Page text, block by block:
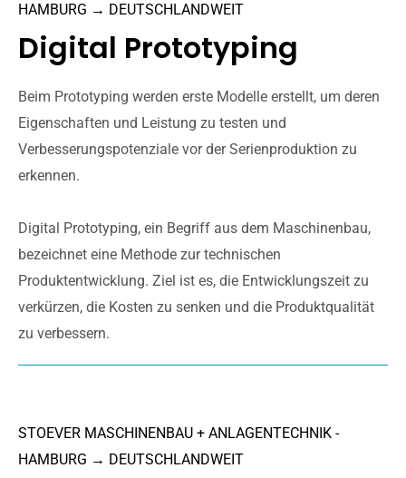
HAMBURG → DEUTSCHLANDWEIT
Digital Prototyping
Beim Prototyping werden erste Modelle erstellt, um deren
Eigenschaften und Leistung zu testen und
Verbesserungspotenziale vor der Serienproduktion zu
erkennen.
Digital Prototyping, ein Begriff aus dem Maschinenbau,
bezeichnet eine Methode zur technischen
Produktentwicklung. Ziel ist es, die Entwicklungszeit zu
verkürzen, die Kosten zu senken und die Produktqualität
zu verbessern.
STOEVER MASCHINENBAU + ANLAGENTECHNIK -
HAMBURG → DEUTSCHLANDWEIT